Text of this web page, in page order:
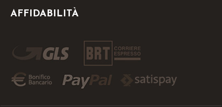
AFFIDABILITÀ